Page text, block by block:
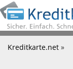
Kreditkarte.net »